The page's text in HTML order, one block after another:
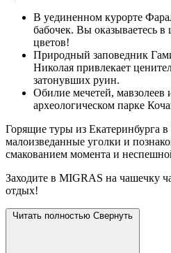
В уединенном курорте
бабочек. Вы оказываетесь
цветов!
Природный заповедник
Николая привлекает
затонувших руин.
Обилие мечетей, мавзолеев
археологическом парке
Горящие туры из Екатеринбурга
малоизведанные уголки и
смакованием момента и
Заходите в MIGRAS на чашечку
отдых!
Читать полностью Свернуть